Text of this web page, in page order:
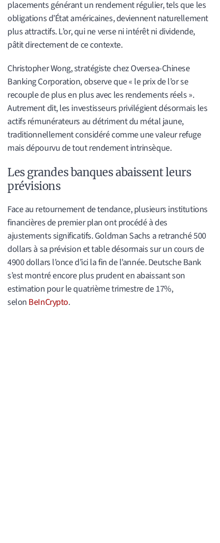
placements générant un rendement régulier, tels que les
obligations d’État américaines, deviennent naturellement
plus attractifs. L’or, qui ne verse ni intérêt ni dividende,
pâtit directement de ce contexte.
Christopher Wong, stratégiste chez Oversea-Chinese
Banking Corporation, observe que « le prix de l’or se
recouple de plus en plus avec les rendements réels ».
Autrement dit, les investisseurs privilégient désormais les
actifs rémunérateurs au détriment du métal jaune,
traditionnellement considéré comme une valeur refuge
mais dépourvu de tout rendement intrinsèque.
Les grandes banques abaissent leurs
prévisions
Face au retournement de tendance, plusieurs institutions
financières de premier plan ont procédé à des
ajustements significatifs. Goldman Sachs a retranché 500
dollars à sa prévision et table désormais sur un cours de
4900 dollars l’once d’ici la fin de l’année. Deutsche Bank
s’est montré encore plus prudent en abaissant son
estimation pour le quatrième trimestre de 17%,
selon BeInCrypto.